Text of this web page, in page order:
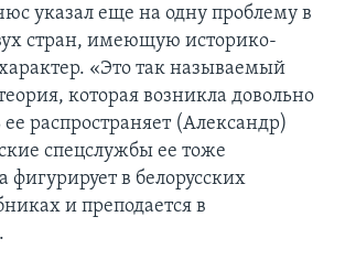
указал еще на одну проблему в
стран, имеющую историко-
«Это так называемый
которая возникла довольно
ее распространяет (Александр)
спецслужбы ее тоже
фигурирует в белорусских
и преподается в